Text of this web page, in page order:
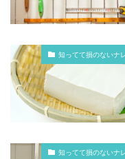
知ってて損のないナ
知ってて損のないナ